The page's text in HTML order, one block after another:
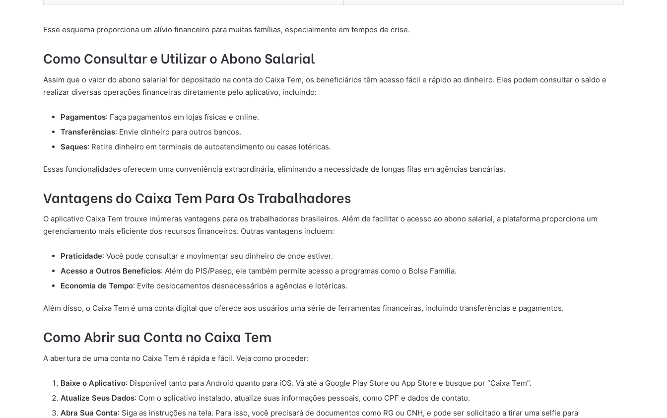
Esse esquema proporciona um alívio financeiro para muitas famílias, especialmente em tempos de crise.
Como Consultar e Utilizar o Abono Salarial
Assim que o valor do abono salarial for depositado na conta do Caixa Tem, os beneficiários têm acesso fácil e rápido ao dinheiro. Eles podem consultar o saldo e
realizar diversas operações financeiras diretamente pelo aplicativo, incluindo:
Pagamentos: Faça pagamentos em lojas físicas e online.
Transferências: Envie dinheiro para outros bancos.
Saques: Retire dinheiro em terminais de autoatendimento ou casas lotéricas.
Essas funcionalidades oferecem uma conveniência extraordinária, eliminando a necessidade de longas filas em agências bancárias.
Vantagens do Caixa Tem Para Os Trabalhadores
O aplicativo Caixa Tem trouxe inúmeras vantagens para os trabalhadores brasileiros. Além de facilitar o acesso ao abono salarial, a plataforma proporciona um
gerenciamento mais eficiente dos recursos financeiros. Outras vantagens incluem:
Praticidade: Você pode consultar e movimentar seu dinheiro de onde estiver.
Acesso a Outros Benefícios: Além do PIS/Pasep, ele também permite acesso a programas como o Bolsa Família.
Economia de Tempo: Evite deslocamentos desnecessários a agências e lotéricas.
Além disso, o Caixa Tem é uma conta digital que oferece aos usuários uma série de ferramentas financeiras, incluindo transferências e pagamentos.
Como Abrir sua Conta no Caixa Tem
A abertura de uma conta no Caixa Tem é rápida e fácil. Veja como proceder:
Baixe o Aplicativo: Disponível tanto para Android quanto para iOS. Vá até a Google Play Store ou App Store e busque por “Caixa Tem”.
Atualize Seus Dados: Com o aplicativo instalado, atualize suas informações pessoais, como CPF e dados de contato.
Abra Sua Conta: Siga as instruções na tela. Para isso, você precisará de documentos como RG ou CNH, e pode ser solicitado a tirar uma selfie para